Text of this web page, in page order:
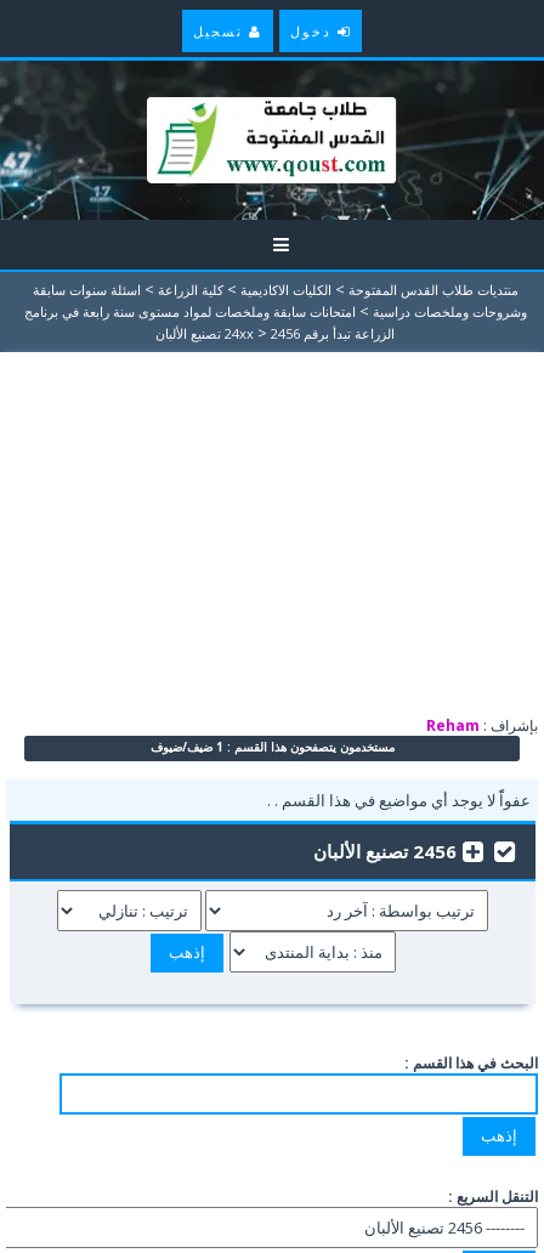
دخول تسجيل
منتديات طلاب القدس المفتوحة > الكليات الاكاديمية > كلية الزراعة > اسئلة سنوات سابقة
وشروحات وملخصات دراسية > امتحانات سابقة وملخصات لمواد مستوى سنة رابعة في برنامج
الزراعة تبدأ برقم 24xx
> 2456 تصنيع الألبان
بإشراف : Reham
مستخدمون يتصفحون هذا القسم : 1 ضيف/ضيوف
عفواًً لا يوجد أي مواضيع في هذا القسم . .
2456 تصنيع الألبان
البحث في هذا القسم :
التنقل السريع :